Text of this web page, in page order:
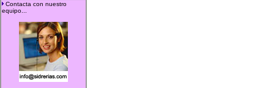
Contacta con nuestro
equipo...